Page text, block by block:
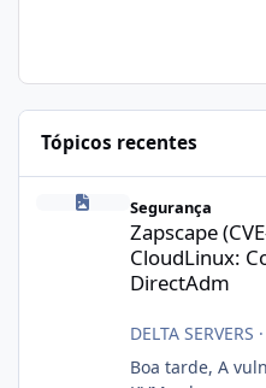
Tópicos recentes
Segurança
Zapscape
CloudLinux:
DirectAdm
DELTA SERVERS ·
Boa tarde, A